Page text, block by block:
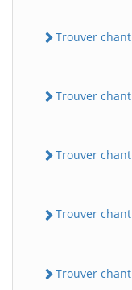
Trouver
Trouver
Trouver
Trouver
Trouver